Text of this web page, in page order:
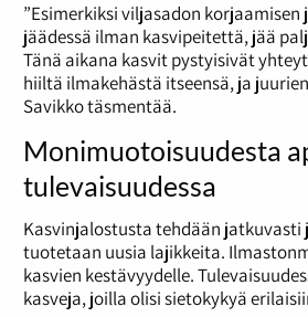
”Esimerkiksi viljasadon korjaamisen
jäädessä ilman kasvipeitettä, jää
Tänä aikana kasvit pystyisivät
hiiltä ilmakehästä itseensä, ja
Savikko täsmentää.
Monimuotoisuudesta
tulevaisuudessa
Kasvinjalostusta tehdään
tuotetaan uusia lajikkeita.
kasvien kestävyydelle.
kasveja, joilla olisi sietokykyä